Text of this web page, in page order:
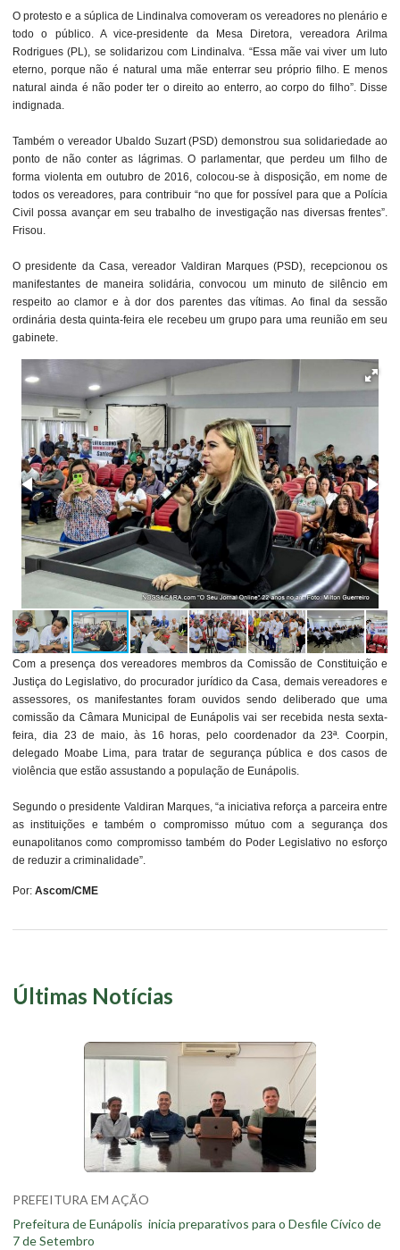
O protesto e a súplica de Lindinalva comoveram os vereadores no plenário e
todo o público. A vice-presidente da Mesa Diretora, vereadora Arilma
Rodrigues (PL), se solidarizou com Lindinalva. “Essa mãe vai viver um luto
eterno, porque não é natural uma mãe enterrar seu próprio filho. E menos
natural ainda é não poder ter o direito ao enterro, ao corpo do filho”. Disse
indignada.
Também o vereador Ubaldo Suzart (PSD) demonstrou sua solidariedade ao
ponto de não conter as lágrimas. O parlamentar, que perdeu um filho de
forma violenta em outubro de 2016, colocou-se à disposição, em nome de
todos os vereadores, para contribuir “no que for possível para que a Polícia
Civil possa avançar em seu trabalho de investigação nas diversas frentes”.
Frisou.
O presidente da Casa, vereador Valdiran Marques (PSD), recepcionou os
manifestantes de maneira solidária, convocou um minuto de silêncio em
respeito ao clamor e à dor dos parentes das vítimas. Ao final da sessão
ordinária desta quinta-feira ele recebeu um grupo para uma reunião em seu
gabinete.
Com a presença dos vereadores membros da Comissão de Constituição e
Justiça do Legislativo, do procurador jurídico da Casa, demais vereadores e
assessores, os manifestantes foram ouvidos sendo deliberado que uma
comissão da Câmara Municipal de Eunápolis vai ser recebida nesta sexta-
feira, dia 23 de maio, às 16 horas, pelo coordenador da 23ª. Coorpin,
delegado Moabe Lima, para tratar de segurança pública e dos casos de
violência que estão assustando a população de Eunápolis.
Segundo o presidente Valdiran Marques, “a iniciativa reforça a parceira entre
as instituições e também o compromisso mútuo com a segurança dos
eunapolitanos como compromisso também do Poder Legislativo no esforço
de reduzir a criminalidade”.
Por: Ascom/CME
Últimas Notícias
PREFEITURA EM AÇÃO
Prefeitura de Eunápolis inicia preparativos para o Desfile Cívico de
7 de Setembro